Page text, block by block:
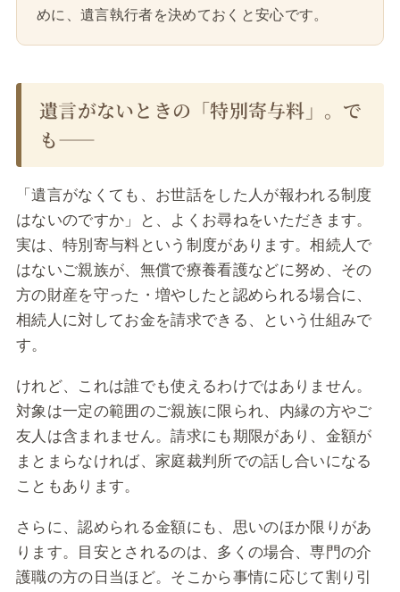
めに、遺言執行者を決めておくと安心です。
遺言がないときの「特別寄与料」。で
も――
「遺言がなくても、お世話をした人が報われる制度
はないのですか」と、よくお尋ねをいただきます。
実は、特別寄与料という制度があります。相続人で
はないご親族が、無償で療養看護などに努め、その
方の財産を守った・増やしたと認められる場合に、
相続人に対してお金を請求できる、という仕組みで
す。
けれど、これは誰でも使えるわけではありません。
対象は一定の範囲のご親族に限られ、内縁の方やご
友人は含まれません。請求にも期限があり、金額が
まとまらなければ、家庭裁判所での話し合いになる
こともあります。
さらに、認められる金額にも、思いのほか限りがあ
ります。目安とされるのは、多くの場合、専門の介
護職の方の日当ほど。そこから事情に応じて割り引